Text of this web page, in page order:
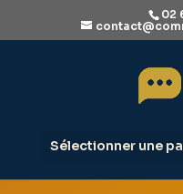
02
Sélectionner une